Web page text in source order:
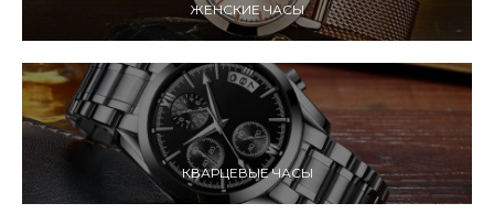
ЖЕНСКИЕ ЧАСЫ
КВАРЦЕВЫЕ ЧАСЫ